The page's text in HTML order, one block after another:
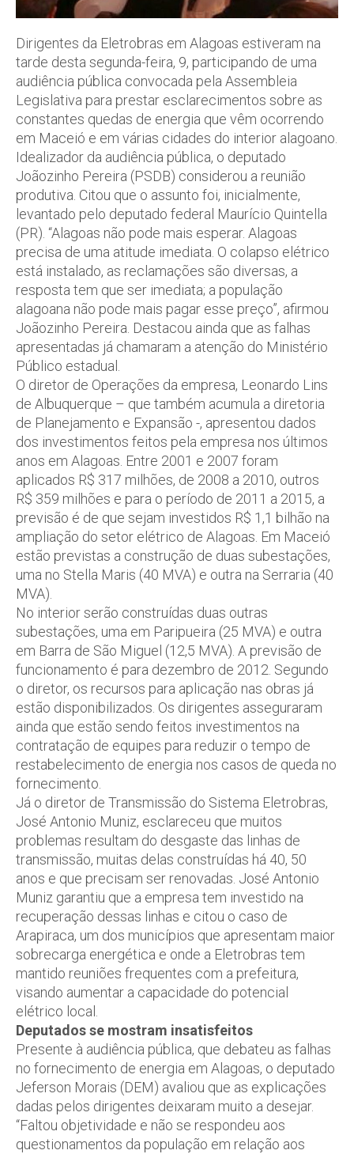
Dirigentes da Eletrobras em Alagoas estiveram na
tarde desta segunda-feira, 9, participando de uma
audiência pública convocada pela Assembleia
Legislativa para prestar esclarecimentos sobre as
constantes quedas de energia que vêm ocorrendo
em Maceió e em várias cidades do interior alagoano.
Idealizador da audiência pública, o deputado
Joãozinho Pereira (PSDB) considerou a reunião
produtiva. Citou que o assunto foi, inicialmente,
levantado pelo deputado federal Maurício Quintella
(PR). “Alagoas não pode mais esperar. Alagoas
precisa de uma atitude imediata. O colapso elétrico
está instalado, as reclamações são diversas, a
resposta tem que ser imediata; a população
alagoana não pode mais pagar esse preço”, afirmou
Joãozinho Pereira. Destacou ainda que as falhas
apresentadas já chamaram a atenção do Ministério
Público estadual.
O diretor de Operações da empresa, Leonardo Lins
de Albuquerque – que também acumula a diretoria
de Planejamento e Expansão -, apresentou dados
dos investimentos feitos pela empresa nos últimos
anos em Alagoas. Entre 2001 e 2007 foram
aplicados R$ 317 milhões, de 2008 a 2010, outros
R$ 359 milhões e para o período de 2011 a 2015, a
previsão é de que sejam investidos R$ 1,1 bilhão na
ampliação do setor elétrico de Alagoas. Em Maceió
estão previstas a construção de duas subestações,
uma no Stella Maris (40 MVA) e outra na Serraria (40
MVA).
No interior serão construídas duas outras
subestações, uma em Paripueira (25 MVA) e outra
em Barra de São Miguel (12,5 MVA). A previsão de
funcionamento é para dezembro de 2012. Segundo
o diretor, os recursos para aplicação nas obras já
estão disponibilizados. Os dirigentes asseguraram
ainda que estão sendo feitos investimentos na
contratação de equipes para reduzir o tempo de
restabelecimento de energia nos casos de queda no
fornecimento.
Já o diretor de Transmissão do Sistema Eletrobras,
José Antonio Muniz, esclareceu que muitos
problemas resultam do desgaste das linhas de
transmissão, muitas delas construídas há 40, 50
anos e que precisam ser renovadas. José Antonio
Muniz garantiu que a empresa tem investido na
recuperação dessas linhas e citou o caso de
Arapiraca, um dos municípios que apresentam maior
sobrecarga energética e onde a Eletrobras tem
mantido reuniões frequentes com a prefeitura,
visando aumentar a capacidade do potencial
elétrico local.
Deputados se mostram insatisfeitos
Presente à audiência pública, que debateu as falhas
no fornecimento de energia em Alagoas, o deputado
Jeferson Morais (DEM) avaliou que as explicações
dadas pelos dirigentes deixaram muito a desejar.
“Faltou objetividade e não se respondeu aos
questionamentos da população em relação aos